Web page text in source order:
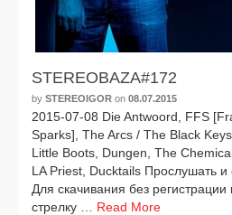
STEREOBAZA#172
by STEREOIGOR on 08.07.2015
2015-07-08 Die Antwoord, FFS
Sparks], The Arcs / The Black
Little Boots, Dungen, The
LA Priest, Ducktails Прослушать
Для ска­чи­ва­ния без
стрел­ку … Read More